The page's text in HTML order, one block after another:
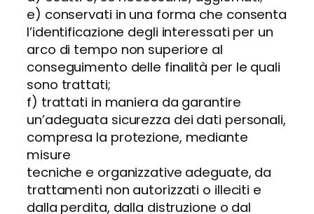
e) conservati in una forma che consenta
l’identificazione degli interessati per un
arco di tempo non superiore al
conseguimento delle finalità per le quali
sono trattati;
f) trattati in maniera da garantire
un’adeguata sicurezza dei dati personali,
compresa la protezione, mediante
misure
tecniche e organizzative adeguate, da
trattamenti non autorizzati o illeciti e
dalla perdita, dalla distruzione o dal